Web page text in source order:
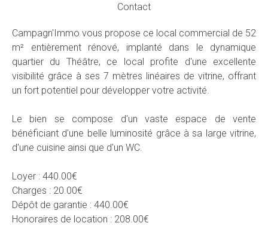
Contact
Campagn'Immo vous propose ce local commercial de 52
m² entièrement rénové, implanté dans le dynamique
quartier du Théâtre, ce local profite d'une excellente
visibilité grâce à ses 7 mètres linéaires de vitrine, offrant
un fort potentiel pour développer votre activité.
Le bien se compose d'un vaste espace de vente
bénéficiant d'une belle luminosité grâce à sa large vitrine,
d'une cuisine ainsi que d'un WC.
Loyer : 440.00€
Charges : 20.00€
Dépôt de garantie : 440.00€
Honoraires de location : 208.00€